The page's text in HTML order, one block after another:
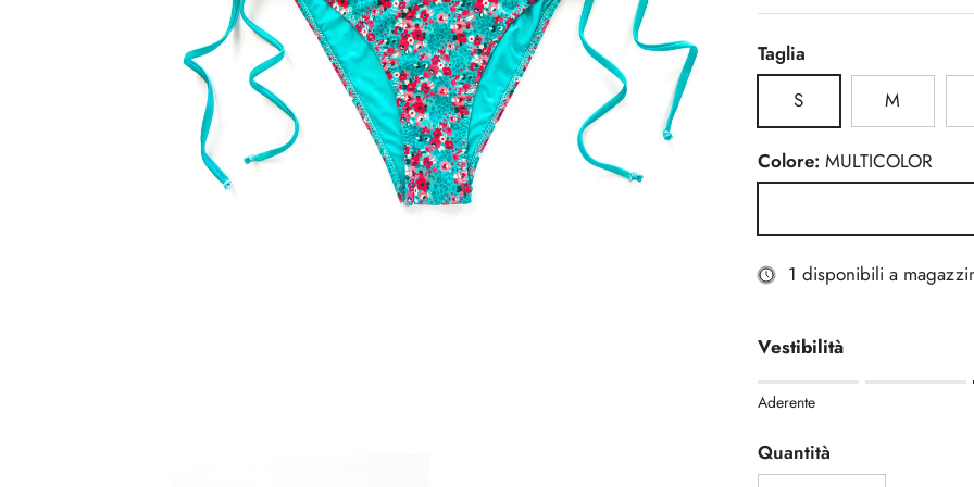
Taglia
S
M
Colore: MULTICOLOR
1 disponibili a
Vestibilità
Rating of 1 means Aderente.
Rating of 5 means Morbida.
The rating of this product
Aderente
Quantità